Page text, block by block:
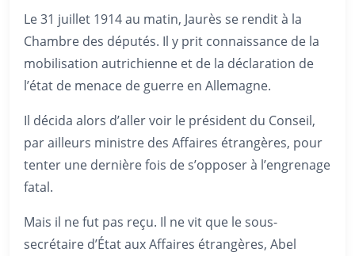
Le 31 juillet 1914 au matin, Jaurès se rendit à la
Chambre des députés. Il y prit connaissance de la
mobilisation autrichienne et de la déclaration de
l’état de menace de guerre en Allemagne.
Il décida alors d’aller voir le président du Conseil,
par ailleurs ministre des Affaires étrangères, pour
tenter une dernière fois de s’opposer à l’engrenage
fatal.
Mais il ne fut pas reçu. Il ne vit que le sous-
secrétaire d’État aux Affaires étrangères, Abel